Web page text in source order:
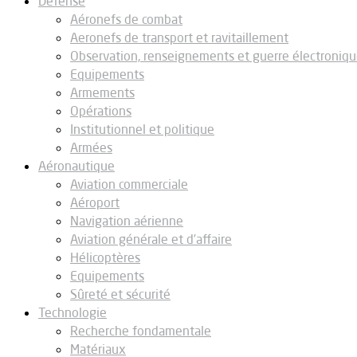
Aéronefs de combat
Aeronefs de transport et ravitaillement
Observation, renseignements et guerre
Equipements
Armements
Opérations
Institutionnel et politique
Armées
Aéronautique
Aviation commerciale
Aéroport
Navigation aérienne
Aviation générale et d’affaire
Hélicoptères
Equipements
Sûreté et sécurité
Technologie
Recherche fondamentale
Matériaux